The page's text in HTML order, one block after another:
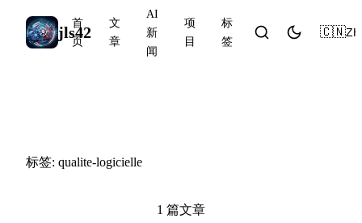
jls42
首
页
文
章
AI
新
闻
项
目
标
签
🇨🇳ZH
标签: qualite-logicielle
1 篇文章